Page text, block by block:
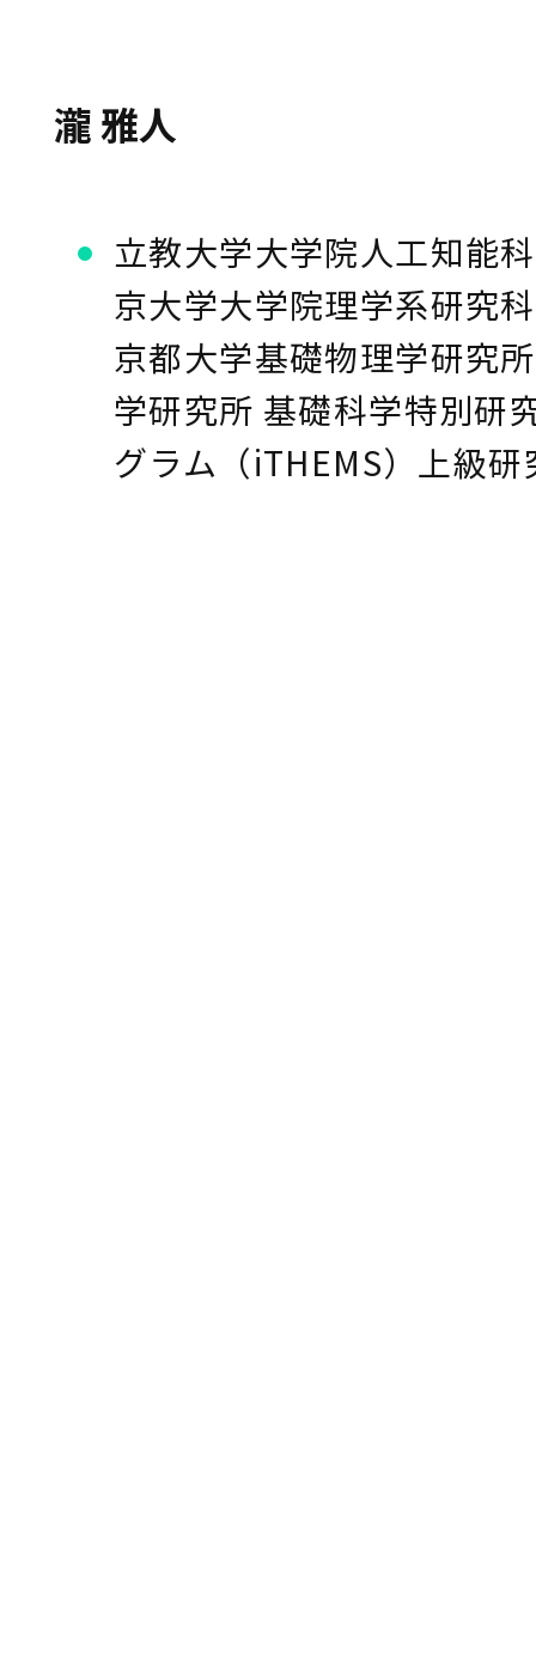
瀧 雅人
立教大学大学院人工知能
京大学大学院理学系研究
京都大学基礎物理学研究
学研究所 基礎科学特別研
グラム（iTHEMS）上級